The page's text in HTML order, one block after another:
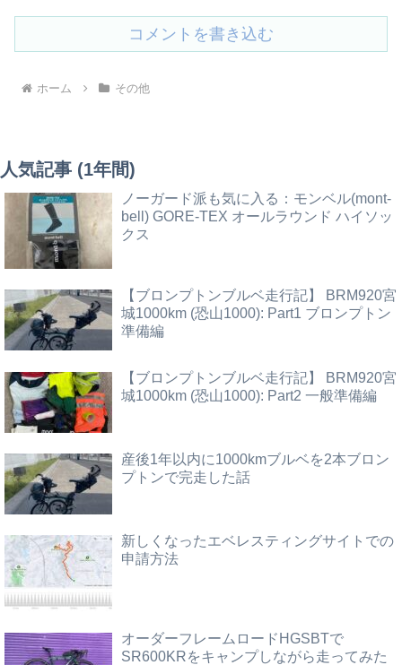
コメントを書き込む
ホーム その他
人気記事 (1年間)
ノーガード派も気に入る：モンベル(mont-
bell) GORE-TEX オールラウンド ハイソッ
クス
【ブロンプトンブルベ走行記】 BRM920宮
城1000km (恐山1000): Part1 ブロンプトン
準備編
【ブロンプトンブルベ走行記】 BRM920宮
城1000km (恐山1000): Part2 一般準備編
産後1年以内に1000kmブルベを2本ブロン
プトンで完走した話
新しくなったエベレスティングサイトでの
申請方法
オーダーフレームロードHGSBTで
SR600KRをキャンプしながら走ってみた